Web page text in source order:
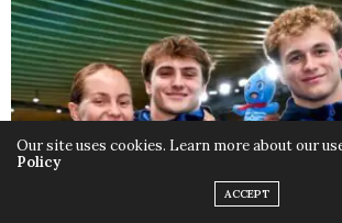
Our site uses cookies. Learn more about our
Policy
ACCEPT